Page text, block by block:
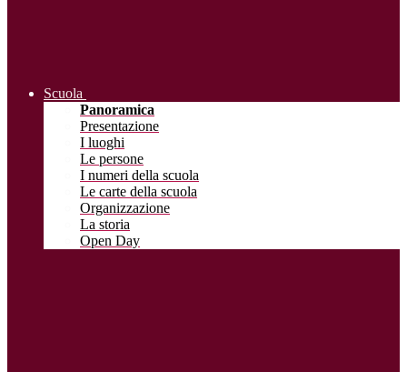
Scuola
Panoramica
Presentazione
I luoghi
Le persone
I numeri della scuola
Le carte della scuola
Organizzazione
La storia
Open Day